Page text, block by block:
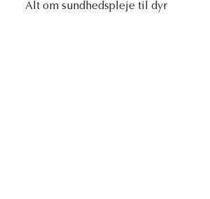
Alt om sundhedspleje til dyr